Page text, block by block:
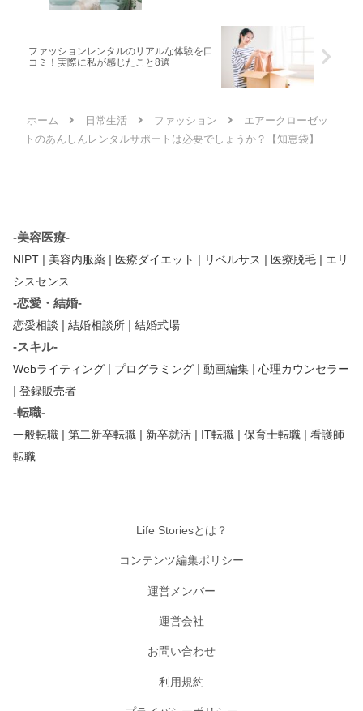
ファッションレンタルのリアルな体験を口
コミ！実際に私が感じたこと8選
ホーム 日常生活 ファッション
エアークローゼッ
トのあんしんレンタルサポートは必要でしょうか？【知恵袋】
-美容医療-
NIPT | 美容内服薬 | 医療ダイエット | リベルサス | 医療脱毛 | エリ
シスセンス
-恋愛・結婚-
恋愛相談 | 結婚相談所 | 結婚式場
-スキル-
Webライティング | プログラミング | 動画編集 | 心理カウンセラー
| 登録販売者
-転職-
一般転職 | 第二新卒転職 | 新卒就活 | IT転職 | 保育士転職 | 看護師
転職
Life Storiesとは？
コンテンツ編集ポリシー
運営メンバー
運営会社
お問い合わせ
利用規約